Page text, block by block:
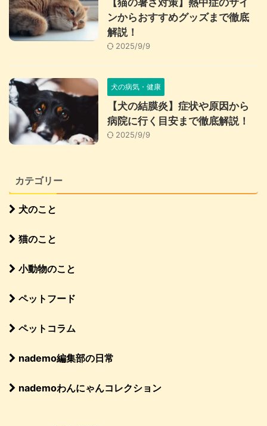
ンからおすすめグッズまで徹底
解説！
2025/9/9
犬の病気・健康
【犬の結膜炎】症状や原因から
病院に行く目安まで徹底解説！
2025/9/9
カテゴリー
犬のこと
猫のこと
小動物のこと
ペットフード
ペットコラム
nademo編集部の日常
nademoわんにゃんコレクション